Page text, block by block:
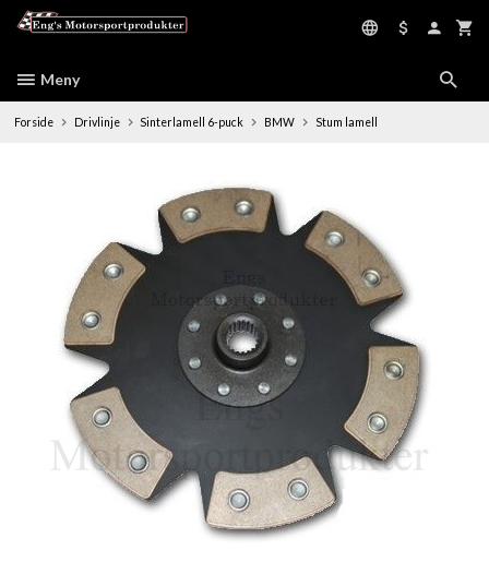
Meny
Forside Drivlinje Sinterlamell 6-puck BMW Stum lamell